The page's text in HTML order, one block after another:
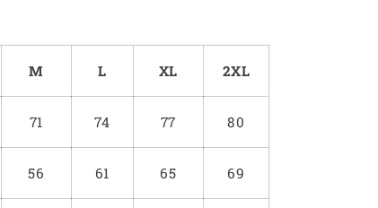
M L XL 2XL
71 74 77 80
56 61 65 69